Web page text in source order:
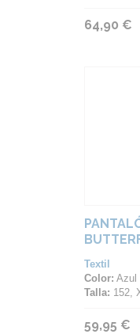
64,90 €
Textil
Color: Azul
Talla: 152,
59,95 €